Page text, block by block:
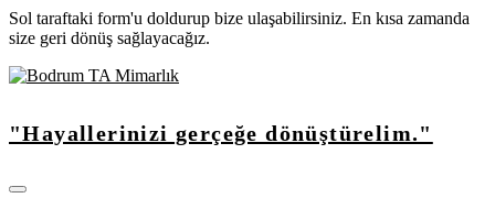
Sol taraftaki form'u doldurup bize ulaşabilirsiniz. En kısa zamanda
size geri dönüş sağlayacağız.
"Hayallerinizi gerçeğe dönüştürelim."